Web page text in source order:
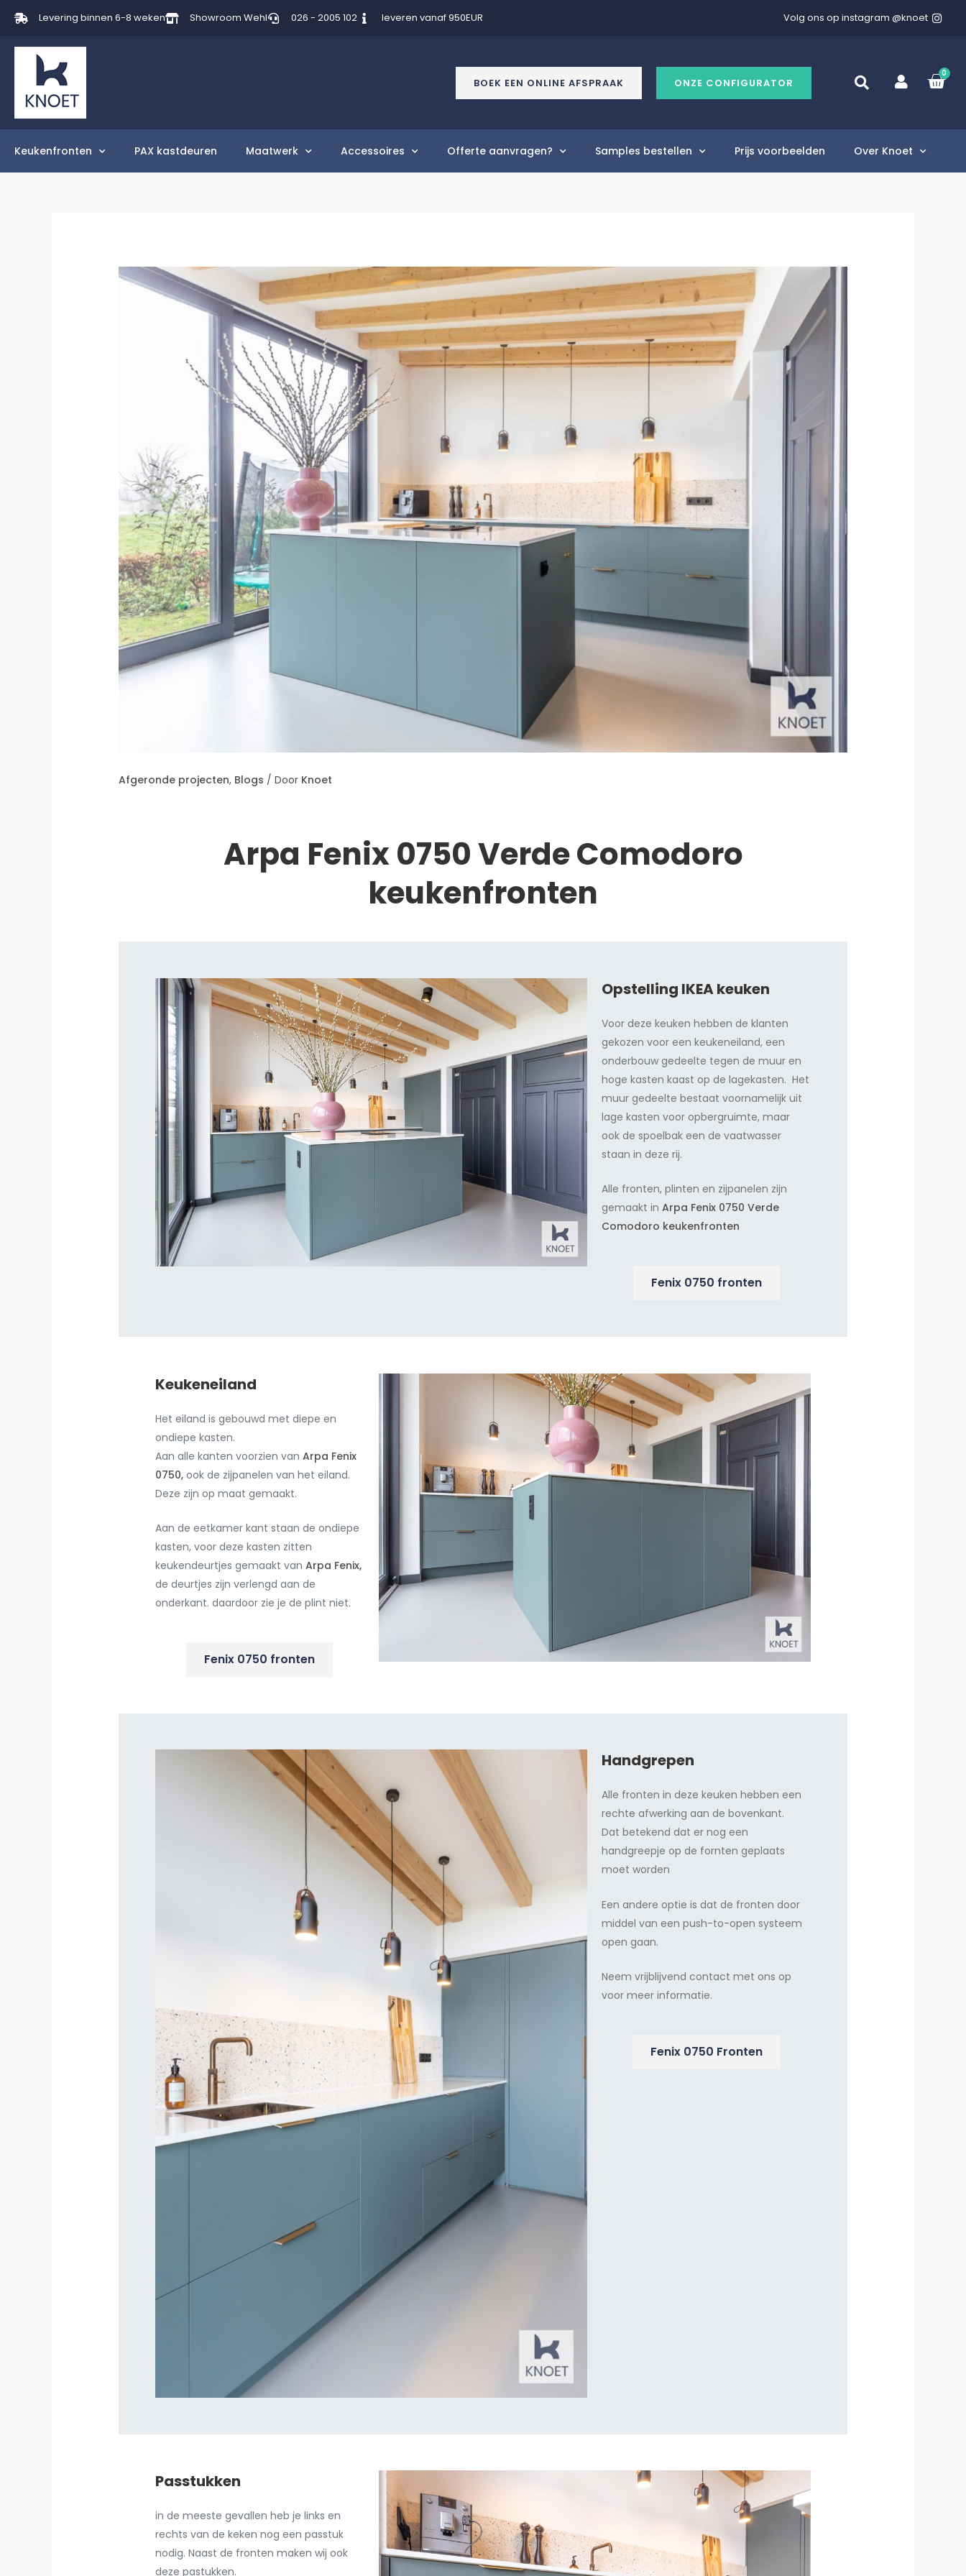
Levering binnen 6-8 weken Showroom Wehl 026 - 2005 102 leveren vanaf 950EUR Volg ons op instagram @knoet
BOEK EEN ONLINE AFSPRAAK ONZE CONFIGURATOR
0
Keukenfronten PAX kastdeuren Maatwerk Accessoires Offerte aanvragen? Samples bestellen Prijs voorbeelden Over Knoet
Afgeronde projecten, Blogs / Door Knoet
Arpa Fenix 0750 Verde Comodoro
keukenfronten
Opstelling IKEA keuken
Voor deze keuken hebben de klanten
gekozen voor een keukeneiland, een
onderbouw gedeelte tegen de muur en
hoge kasten kaast op de lagekasten. Het
muur gedeelte bestaat voornamelijk uit
lage kasten voor opbergruimte, maar
ook de spoelbak een de vaatwasser
staan in deze rij.
Alle fronten, plinten en zijpanelen zijn
gemaakt inArpa Fenix 0750 Verde
Comodoro keukenfronten
Fenix 0750 fronten
Keukeneiland
Het eiland is gebouwd met diepe en
ondiepe kasten.
Aan alle kanten voorzien van Arpa Fenix
0750,ook de zijpanelen van het eiland.
Deze zijn op maat gemaakt.
Aan de eetkamer kant staan de ondiepe
kasten, voor deze kasten zitten
keukendeurtjes gemaakt van Arpa Fenix,
de deurtjes zijn verlengd aan de
onderkant. daardoor zie je de plint niet.
Fenix 0750 fronten
Handgrepen
Alle fronten in deze keuken hebben een
rechte afwerking aan de bovenkant.
Dat betekend dat er nog een
handgreepje op de fornten geplaats
moet worden
Een andere optie is dat de fronten door
middel van een push-to-open systeem
open gaan.
Neem vrijblijvend contact met ons op
voor meer informatie.
Fenix 0750 Fronten
Passtukken
in de meeste gevallen heb je links en
rechts van de keken nog een passtuk
nodig. Naast de fronten maken wij ook
deze pastukken.